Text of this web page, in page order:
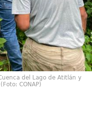
del Lago de Atitlán y
CONAP)